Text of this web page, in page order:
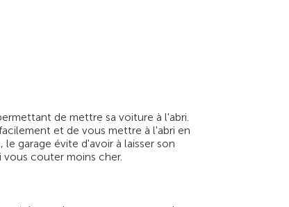
de mettre sa voiture à l'abri.
et de vous mettre à l'abri en
garage évite d'avoir à laisser son
vous couter moins cher.